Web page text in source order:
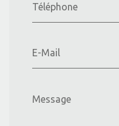
Téléphone
E-Mail
Message